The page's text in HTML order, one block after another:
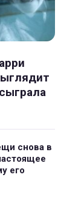
снова в
его